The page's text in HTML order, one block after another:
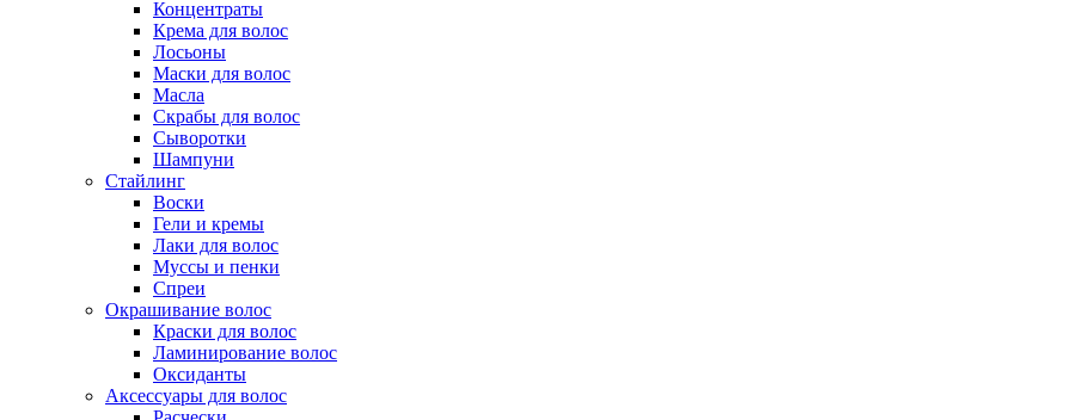
Концентраты
Крема для волос
Лосьоны
Маски для волос
Масла
Скрабы для волос
Сыворотки
Шампуни
Стайлинг
Воски
Гели и кремы
Лаки для волос
Муссы и пенки
Спреи
Окрашивание волос
Краски для волос
Ламинирование волос
Оксиданты
Аксессуары для волос